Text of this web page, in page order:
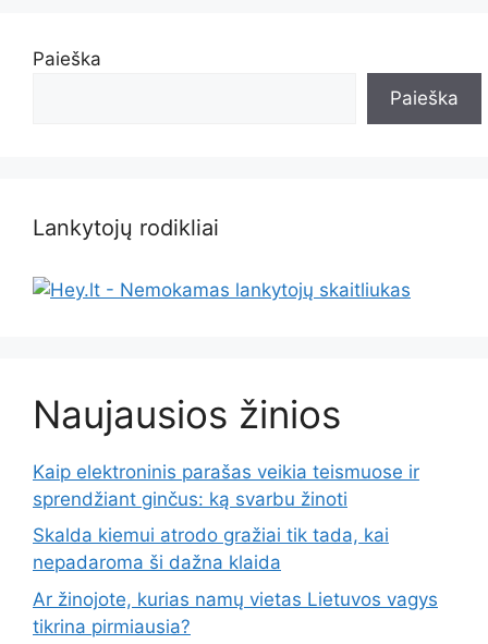
Paieška
Paieška
Lankytojų rodikliai
Naujausios žinios
Kaip elektroninis parašas veikia teismuose ir
sprendžiant ginčus: ką svarbu žinoti
Skalda kiemui atrodo gražiai tik tada, kai
nepadaroma ši dažna klaida
Ar žinojote, kurias namų vietas Lietuvos vagys
tikrina pirmiausia?